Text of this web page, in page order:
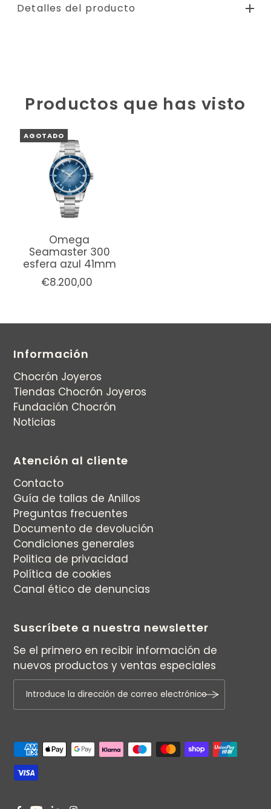
Detalles del producto
Productos que has visto
AGOTADO
Omega
Seamaster 300
esfera azul 41mm
€8.200,00
Información
Chocrón Joyeros
Tiendas Chocrón Joyeros
Fundación Chocrón
Noticias
Atención al cliente
Contacto
Guía de tallas de Anillos
Preguntas frecuentes
Documento de devolución
Condiciones generales
Politica de privacidad
Política de cookies
Canal ético de denuncias
Suscríbete a nuestra newsletter
Se el primero en recibir información de
nuevos productos y ventas especiales